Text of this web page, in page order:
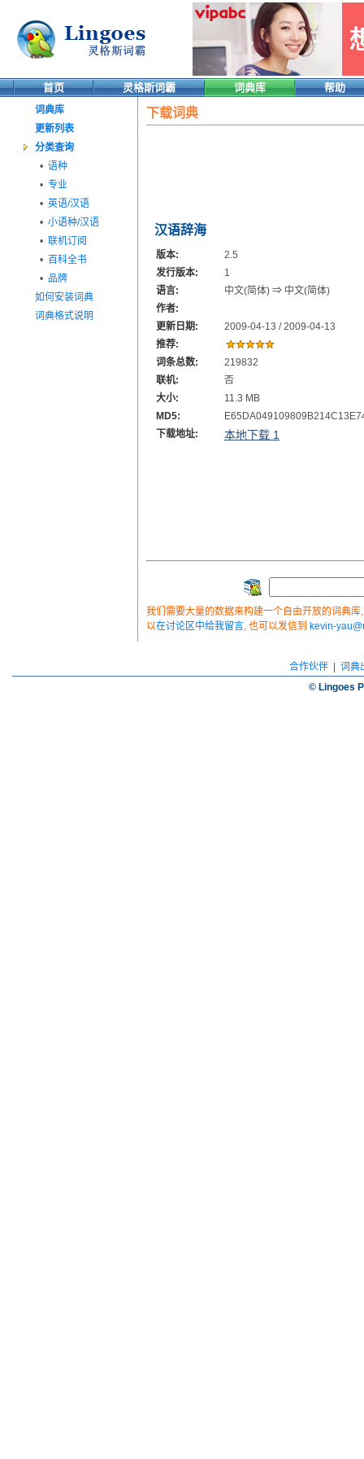
首页 灵格斯词霸 词典库 帮助
词典库
更新列表
分类查询
• 语种
• 专业
• 英语/汉语
• 小语种/汉语
• 联机订阅
• 百科全书
• 品牌
如何安装词典
词典格式说明
下载词典
汉语辞海
版本:
2.5
发行版本:
1
语言:
中文(简体) ⇒ 中文(简体)
作者:
更新日期:
2009-04-13 / 2009-04-13
推荐:
词条总数:
219832
联机:
否
大小:
11.3 MB
MD5:
下载地址:
本地下载 1
我们需要大量的数据来构建一个自由开放的词典
以在讨论区中给我留言, 也可以发信到 kevin-
合作伙伴| 词典
© Lingoes